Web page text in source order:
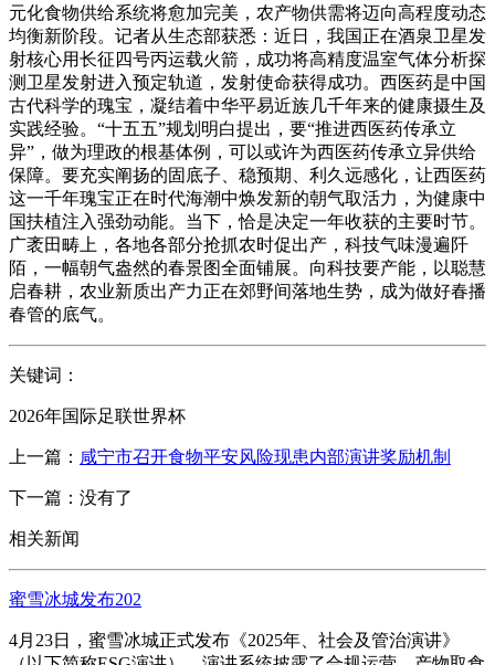
元化食物供给系统将愈加完美，农产物供需将迈向高程度动态
均衡新阶段。记者从生态部获悉：近日，我国正在酒泉卫星发
射核心用长征四号丙运载火箭，成功将高精度温室气体分析探
测卫星发射进入预定轨道，发射使命获得成功。西医药是中国
古代科学的瑰宝，凝结着中华平易近族几千年来的健康摄生及
实践经验。“十五五”规划明白提出，要“推进西医药传承立
异”，做为理政的根基体例，可以或许为西医药传承立异供给
保障。要充实阐扬的固底子、稳预期、利久远感化，让西医药
这一千年瑰宝正在时代海潮中焕发新的朝气取活力，为健康中
国扶植注入强劲动能。当下，恰是决定一年收获的主要时节。
广袤田畴上，各地各部分抢抓农时促出产，科技气味漫遍阡
陌，一幅朝气盎然的春景图全面铺展。向科技要产能，以聪慧
启春耕，农业新质出产力正在郊野间落地生势，成为做好春播
春管的底气。
关键词：
2026年国际足联世界杯
上一篇： 咸宁市召开食物平安风险现患内部演讲奖励机制
下一篇：没有了
相关新闻
蜜雪冰城发布202
4月23日，蜜雪冰城正式发布《2025年、社会及管治演讲》